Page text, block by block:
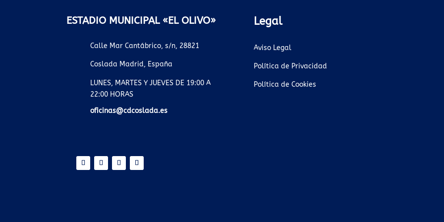
ESTADIO MUNICIPAL «EL OLIVO»
Calle Mar Cantábrico, s/n, 28821
Coslada Madrid, España
LUNES, MARTES Y JUEVES DE 19:00 A
22:00 HORAS
oficinas@cdcoslada.es
Legal
Aviso Legal
Política de Privacidad
Política de Cookies